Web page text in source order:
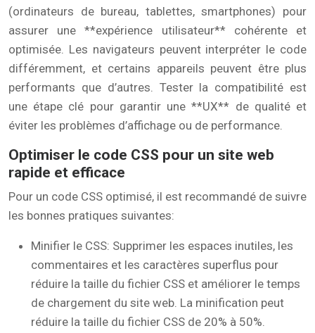
(ordinateurs de bureau, tablettes, smartphones) pour
assurer une **expérience utilisateur** cohérente et
optimisée. Les navigateurs peuvent interpréter le code
différemment, et certains appareils peuvent être plus
performants que d’autres. Tester la compatibilité est
une étape clé pour garantir une **UX** de qualité et
éviter les problèmes d’affichage ou de performance.
Optimiser le code CSS pour un site web
rapide et efficace
Pour un code CSS optimisé, il est recommandé de suivre
les bonnes pratiques suivantes:
Minifier le CSS: Supprimer les espaces inutiles, les
commentaires et les caractères superflus pour
réduire la taille du fichier CSS et améliorer le temps
de chargement du site web. La minification peut
réduire la taille du fichier CSS de 20% à 50%.